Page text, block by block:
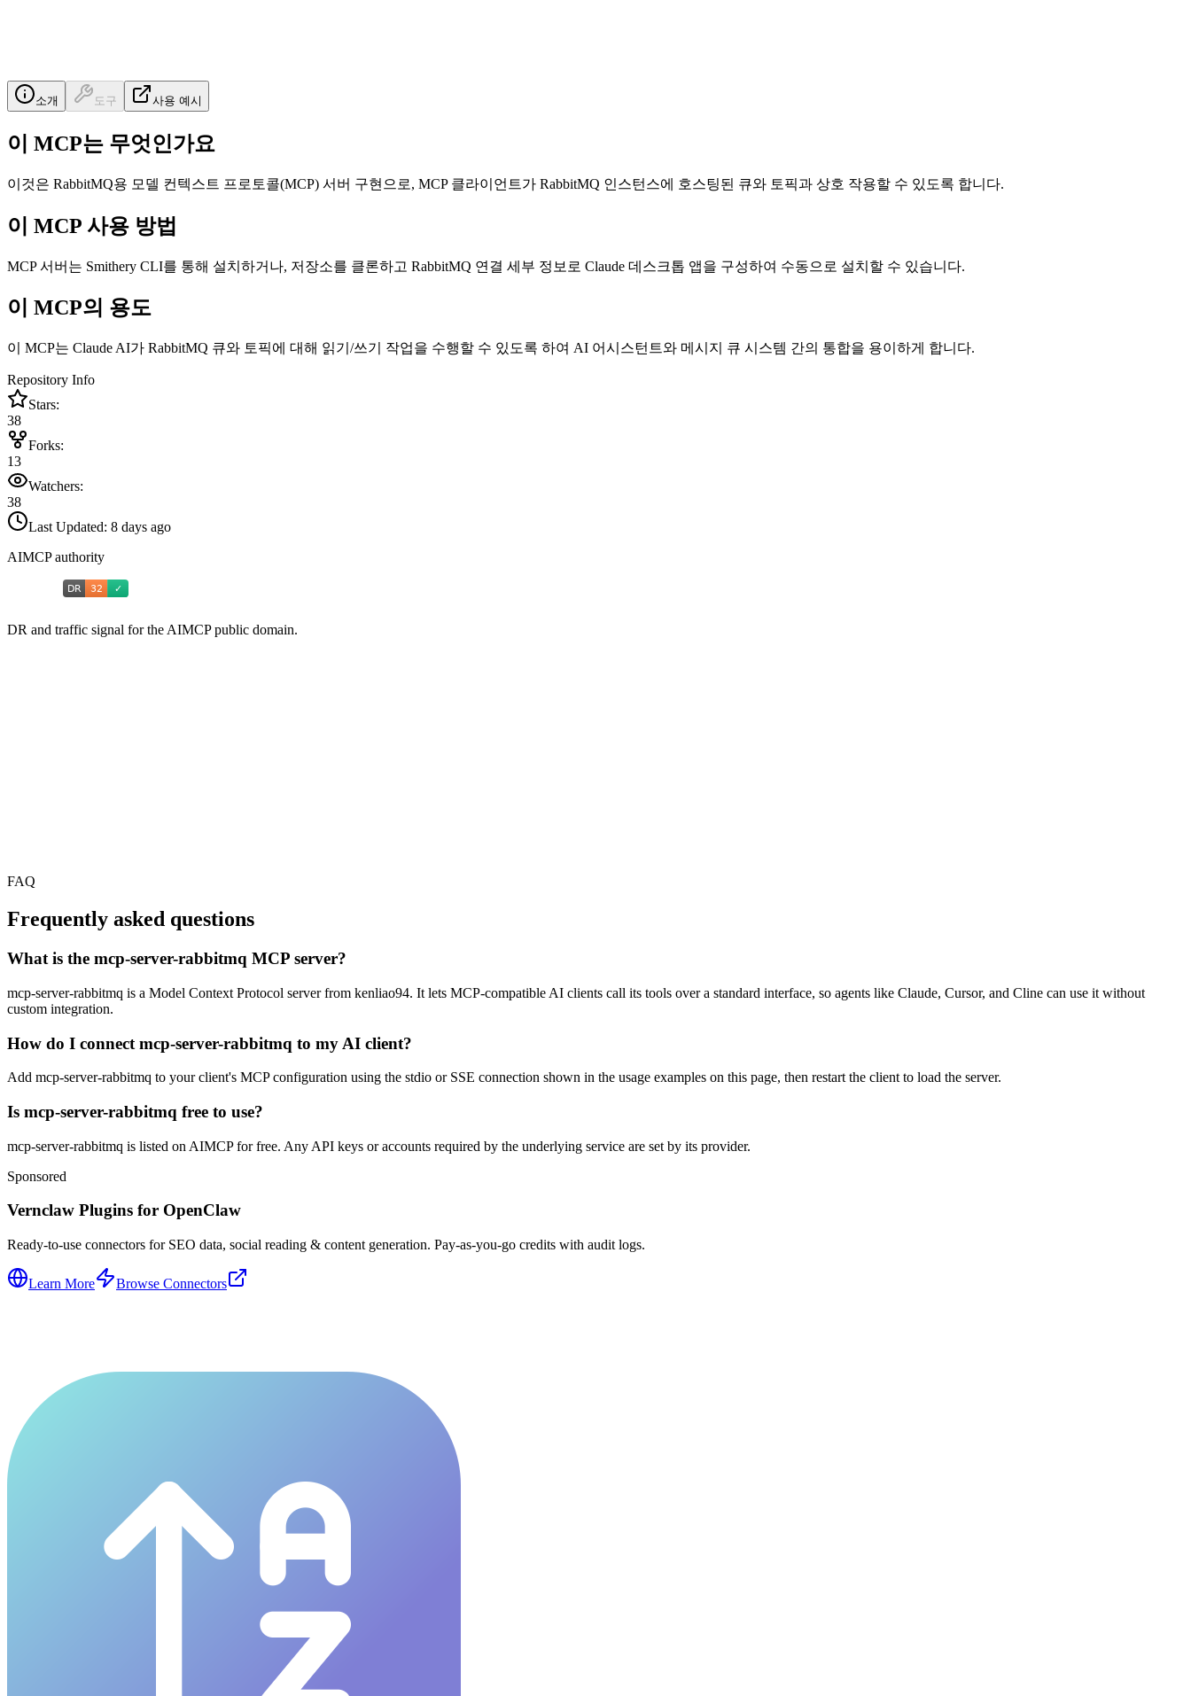
소개 도구 사용 예시
이 MCP는 무엇인가요
이것은 RabbitMQ용 모델 컨텍스트 프로토콜(MCP) 서버 구현으로, MCP 클라이언트가 RabbitMQ 인스턴스에 호스팅된 큐와 토픽과 상호 작용할 수 있도록 합니다.
이 MCP 사용 방법
MCP 서버는 Smithery CLI를 통해 설치하거나, 저장소를 클론하고 RabbitMQ 연결 세부 정보로 Claude 데스크톱 앱을 구성하여 수동으로 설치할 수 있습니다.
이 MCP의 용도
이 MCP는 Claude AI가 RabbitMQ 큐와 토픽에 대해 읽기/쓰기 작업을 수행할 수 있도록 하여 AI 어시스턴트와 메시지 큐 시스템 간의 통합을 용이하게 합니다.
Repository Info
Stars:
38
Forks:
13
Watchers:
38
Last Updated: 8 days ago
AIMCP authority
DR and traffic signal for the AIMCP public domain.
FAQ
Frequently asked questions
What is the mcp-server-rabbitmq MCP server?
mcp-server-rabbitmq is a Model Context Protocol server from kenliao94. It lets MCP-compatible AI clients call its tools over a standard interface, so agents like Claude, Cursor, and Cline can use it without
custom integration.
How do I connect mcp-server-rabbitmq to my AI client?
Add mcp-server-rabbitmq to your client's MCP configuration using the stdio or SSE connection shown in the usage examples on this page, then restart the client to load the server.
Is mcp-server-rabbitmq free to use?
mcp-server-rabbitmq is listed on AIMCP for free. Any API keys or accounts required by the underlying service are set by its provider.
Sponsored
Vernclaw Plugins for OpenClaw
Ready-to-use connectors for SEO data, social reading & content generation. Pay-as-you-go credits with audit logs.
Learn More Browse Connectors